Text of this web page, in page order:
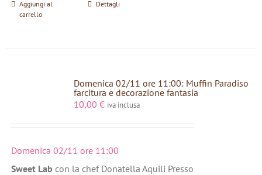
Aggiungi al
carrello
Dettagli
Domenica 02/11 ore 11:00: Muffin Paradiso
farcitura e decorazione fantasia
10,00 € iva inclusa
Domenica 02/11 ore 11:00
Sweet Lab con la chef Donatella Aquili Presso